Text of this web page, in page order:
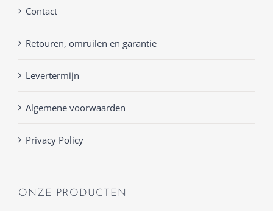
Contact
Retouren, omruilen en garantie
Levertermijn
Algemene voorwaarden
Privacy Policy
ONZE PRODUCTEN